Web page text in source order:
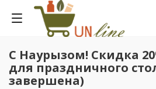
С Наурызом! Скидка
для праздничного
завершена)